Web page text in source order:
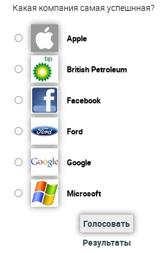
Какая компания самая успешнная?
Apple
British Petroleum
Facebook
Ford
Google
Microsoft
Голосовать
Результаты